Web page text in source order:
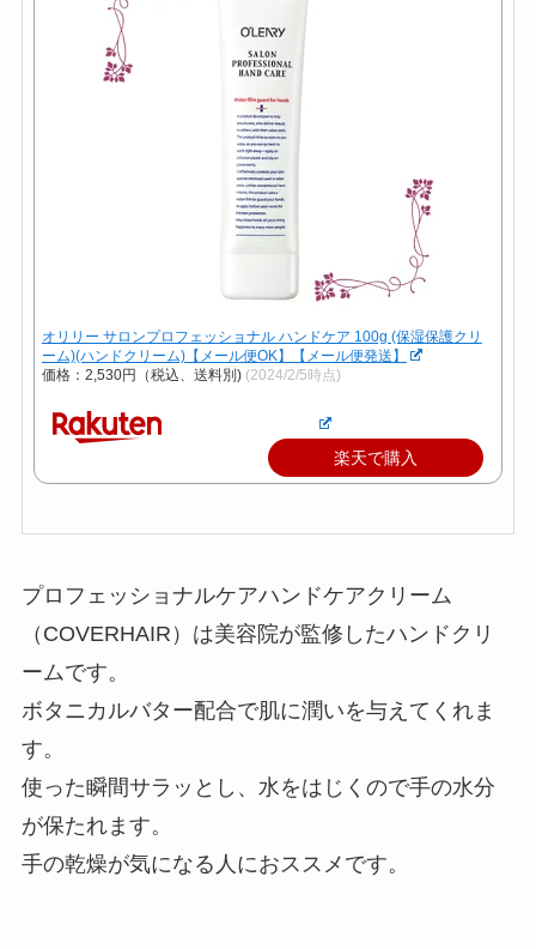
オリリー サロンプロフェッショナル ハンドケア 100g (保湿保護クリ
ーム)(ハンドクリーム)【メール便OK】【メール便発送】
価格：2,530円（税込、送料別) (2024/2/5時点)
楽天で購入
プロフェッショナルケアハンドケアクリーム
（COVERHAIR）は美容院が監修したハンドクリ
ームです。
ボタニカルバター配合で肌に潤いを与えてくれま
す。
使った瞬間サラッとし、水をはじくので手の水分
が保たれます。
手の乾燥が気になる人におススメです。